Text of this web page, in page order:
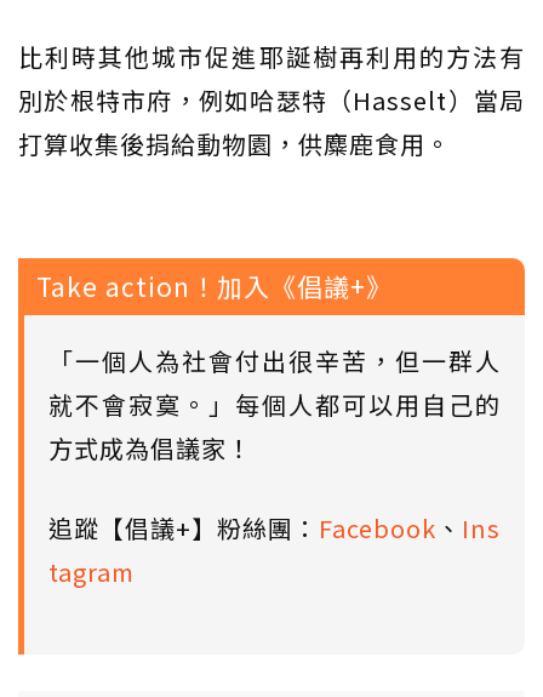
比利時其他城市促進耶誕樹再利用的方法有
別於根特市府，例如哈瑟特（Hasselt）當局
打算收集後捐給動物園，供麋鹿食用。
Take action！加入《倡議+》
「一個人為社會付出很辛苦，但一群人
就不會寂寞。」每個人都可以用自己的
方式成為倡議家！
追蹤【倡議+】粉絲團： Facebook 、 Ins
tagram